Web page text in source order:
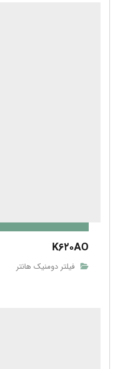
K۶۲۰AO
فیلتر دومنیک هانتر